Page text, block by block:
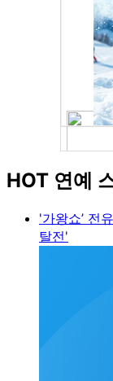
HOT 연예
'가왕쇼’ 전
탈전'